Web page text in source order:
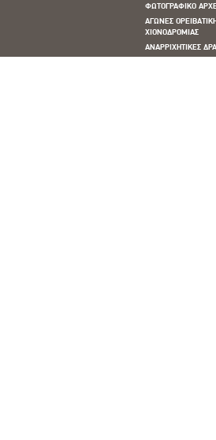
ΦΩΤΟΓΡΑΦΙΚΟ
ΑΓΩΝΕΣ
ΧΙΟΝΟΔΡΟΜΙΑΣ
ΑΝΑΡΡΙΧΗΤΙΚΕΣ